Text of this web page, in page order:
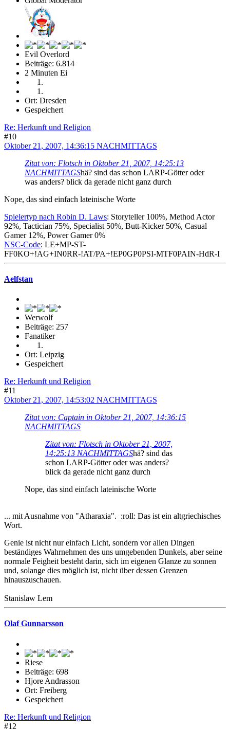
Evil Overlord
Beiträge: 6.814
2 Minuten Ei
Ort: Dresden
Gespeichert
Re: Herkunft und Religion
#10
Oktober 21, 2007, 14:36:15 NACHMITTAGS
Zitat von: Flotsch in Oktober 21, 2007, 14:25:13
NACHMITTAGShä? sind das schon LARP-Götter oder
was anders? blick da gerade nicht ganz durch
Nope, das sind einfach lateinische Worte
Spielertyp nach Robin D. Laws: Storyteller 100%, Method Actor
92%, Tactician 75%, Specialist 50%, Butt-Kicker 50%, Casual
Gamer 12%, Power Gamer 0%
NSC-Code: LE+MP-ST-
FF0KO+!AG+IN0RR-!AT/PA+!EP0GP0PSI-MTF0PAIN-HdR-I
Aelfstan
Werwolf
Beiträge: 257
Fanatiker
Ort: Leipzig
Gespeichert
Re: Herkunft und Religion
#11
Oktober 21, 2007, 14:53:02 NACHMITTAGS
Zitat von: Captain in Oktober 21, 2007, 14:36:15
NACHMITTAGS
Zitat von: Flotsch in Oktober 21, 2007,
14:25:13 NACHMITTAGShä? sind das
schon LARP-Götter oder was anders?
blick da gerade nicht ganz durch
Nope, das sind einfach lateinische Worte
... mit Ausnahme von "Atharaxia". :roll: Das ist ein altgriechisches
Wort.
Genie ist nicht nur einfach Licht, sondern vor allen Dingen
beständiges Wahrnehmen des uns umgebenden Dunkels, aber seine
normale Feigheit besteht darin, sich im eigenen Glanze zu sonnen
und, solange dies möglich ist, nicht über dessen Grenzen
hinauszuschauen.
Stanislaw Lem
Olaf Gunnarsson
Riese
Beiträge: 698
Hjore Andrasson
Ort: Freiberg
Gespeichert
Re: Herkunft und Religion
#12